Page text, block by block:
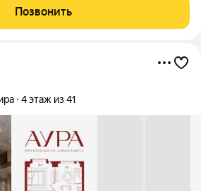
Бронзовой башни и 41-этажной
Позвонить
4 этаж из 41